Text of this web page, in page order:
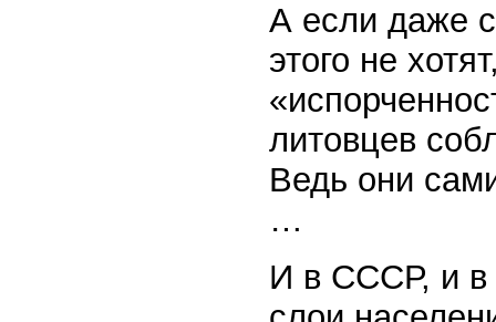
А если даже
этого не
литовцев
Ведь они
…
И в СССР, и в